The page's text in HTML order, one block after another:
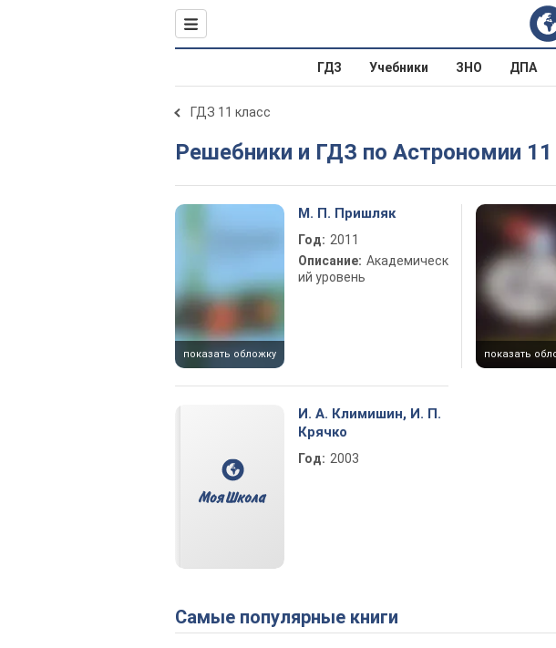
ГДЗ Учебники ЗНО ДПА
ГДЗ 11 класс
Решебники и ГДЗ по Астрономии
показать обложку
М. П. Пришляк
Год: 2011
Описание: Академическ
ий уровень
показать
И. А. Климишин, И. П.
Крячко
Год: 2003
Самые популярные книги